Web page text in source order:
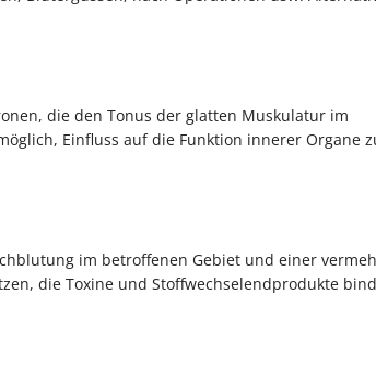
die den Tonus der glatten Muskulatur im
Einfluss auf die Funktion innerer Organe
im betroffenen Gebiet und einer
die Toxine und Stoffwechselendprodukte